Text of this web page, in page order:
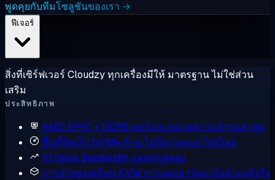
พูดคุยกับทีมโซลูชันของเรา →
สิ่งที่เซิร์ฟเวอร์ Cloudzy ทุกเครื่องมีให้ มาตรฐาน ไม่ใช่ส่วน
เสริม
ประสิทธิภาพ
AMD EPYC + DDR5 คอร์และหน่วยความจำรุ่นล่าสุด
พื้นที่จัดเก็บ NVMe ล้วนไม่มีจานหมุน ไม่มีเลย
10 Gbps Bandwidth แผนทรูพุตสูง
การจำลองเสมือน KVM การแยกฮาร์ดแวร์อย่างแท้จริง